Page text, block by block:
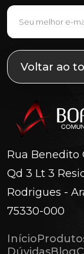
Voltar ao
Rua Benedito
Qd 3 Lt 3
Rodrigues -
75330-000
Início